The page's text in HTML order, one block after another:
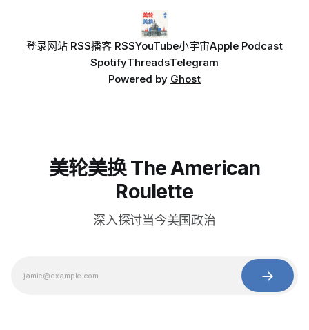
登录网站 RSS播客 RSSYouTube小宇宙Apple Podcast
SpotifyThreadsTelegram
Powered by Ghost
美轮美换 The American
Roulette
深入探讨当今美国政治